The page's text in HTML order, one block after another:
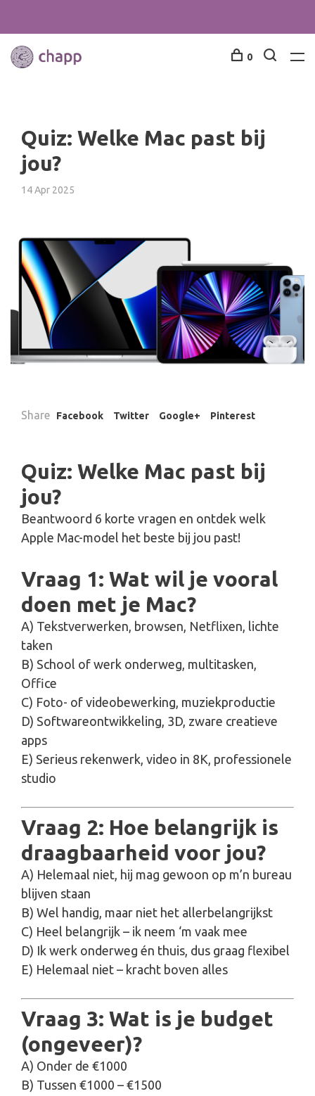
0
Quiz: Welke Mac past bij
jou?
14 Apr 2025
Share Facebook Twitter Google+ Pinterest
Quiz: Welke Mac past bij
jou?
Beantwoord 6 korte vragen en ontdek welk
Apple Mac-model het beste bij jou past!
Vraag 1: Wat wil je vooral
doen met je Mac?
A) Tekstverwerken, browsen, Netflixen, lichte
taken
B) School of werk onderweg, multitasken,
Office
C) Foto- of videobewerking, muziekproductie
D) Softwareontwikkeling, 3D, zware creatieve
apps
E) Serieus rekenwerk, video in 8K, professionele
studio
Vraag 2: Hoe belangrijk is
draagbaarheid voor jou?
A) Helemaal niet, hij mag gewoon op m’n bureau
blijven staan
B) Wel handig, maar niet het allerbelangrijkst
C) Heel belangrijk – ik neem ‘m vaak mee
D) Ik werk onderweg én thuis, dus graag flexibel
E) Helemaal niet – kracht boven alles
Vraag 3: Wat is je budget
(ongeveer)?
A) Onder de €1000
B) Tussen €1000 – €1500